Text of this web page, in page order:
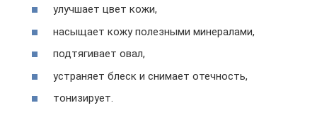
улучшает цвет кожи,
насыщает кожу полезными минералами,
подтягивает овал,
устраняет блеск и снимает отечность,
тонизирует.